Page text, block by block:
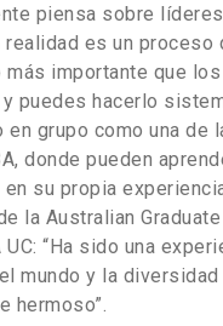
piensa sobre
realidad es un
importante que
puedes hacerlo
en grupo como una
donde pueden
su propia
la Australian
“Ha sido una
mundo y la
hermoso”.